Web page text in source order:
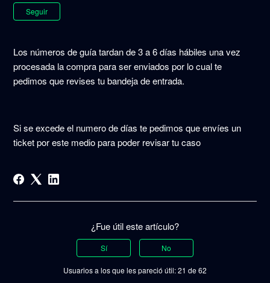
Seguir
Los números de guía tardan de 3 a 6 días hábiles una vez
procesada la compra para ser enviados por lo cual te
pedimos que revises tu bandeja de entrada.
Si se excede el numero de días te pedimos que envíes un
ticket por este medio para poder revisar tu caso
¿Fue útil este artículo?
Sí No
Usuarios a los que les pareció útil: 21 de 62